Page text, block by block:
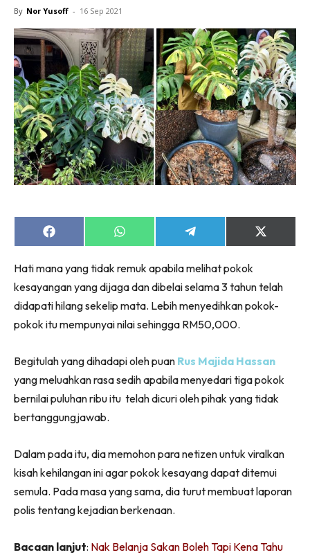
By Nor Yusoff - 16 Sep 2021
Share
on
Share
on
Share
on
Share
on
Hati mana yang tidak remuk apabila melihat pokok
kesayangan yang dijaga dan dibelai selama 3 tahun telah
didapati hilang sekelip mata. Lebih menyedihkan pokok-
pokok itu mempunyai nilai sehingga RM50,000.
Begitulah yang dihadapi oleh puan Rus Majida Hassan
yang meluahkan rasa sedih apabila menyedari tiga pokok
bernilai puluhan ribu itu telah dicuri oleh pihak yang tidak
bertanggungjawab.
Dalam pada itu, dia memohon para netizen untuk viralkan
kisah kehilangan ini agar pokok kesayang dapat ditemui
semula. Pada masa yang sama, dia turut membuat laporan
polis tentang kejadian berkenaan.
Bacaan lanjut: Nak Belanja Sakan Boleh Tapi Kena Tahu